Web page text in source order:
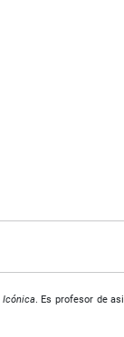
Icónica. Es profesor de